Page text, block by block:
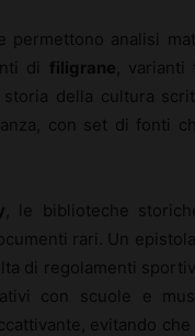
permettono analisi
di filigrane ,
della cultura
con set di fonti
, le biblioteche
rari. Un
di regolamenti
con scuole e
evitando